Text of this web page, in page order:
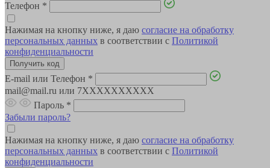
Телефон *
Нажимая на кнопку ниже, я даю согласие на обработку
персональных данных в соответствии с Политикой
конфиденциальности
E-mail или Телефон *
mail@mail.ru или 7XXXXXXXXXX
Пароль *
Забыли пароль?
Нажимая на кнопку ниже, я даю согласие на обработку
персональных данных в соответствии с Политикой
конфиденциальности